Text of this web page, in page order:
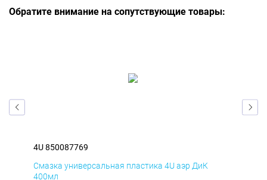
Обратите внимание на сопутствующие товары:
4U 850087769
Смазка универсальная пластика 4U аэр ДиК
400мл